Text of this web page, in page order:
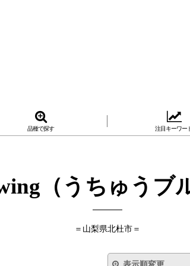
品種で探す 注目キーワー
（うちゅうブ
＝山梨県北杜市＝
表示順変更